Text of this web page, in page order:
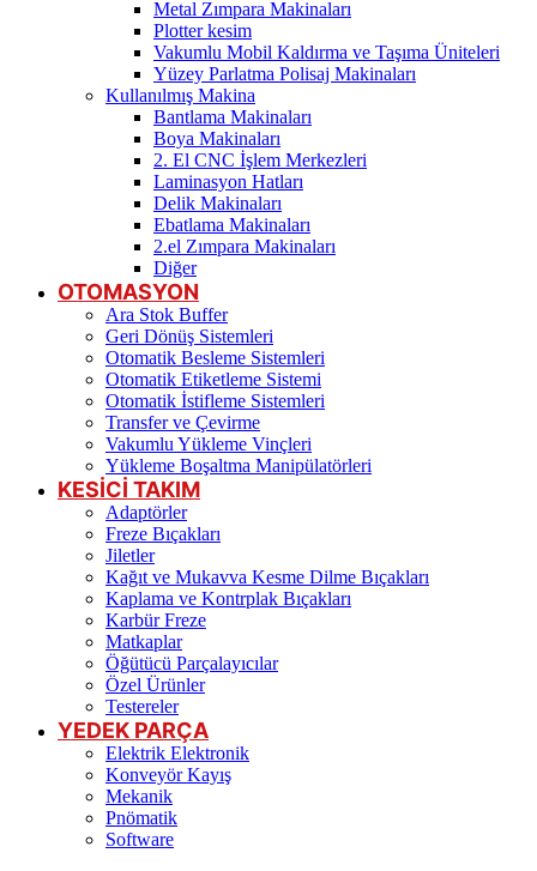
Metal Zımpara Makinaları
Plotter kesim
Vakumlu Mobil Kaldırma ve Taşıma Üniteleri
Yüzey Parlatma Polisaj Makinaları
Kullanılmış Makina
Bantlama Makinaları
Boya Makinaları
2. El CNC İşlem Merkezleri
Laminasyon Hatları
Delik Makinaları
Ebatlama Makinaları
2.el Zımpara Makinaları
Diğer
OTOMASYON
Ara Stok Buffer
Geri Dönüş Sistemleri
Otomatik Besleme Sistemleri
Otomatik Etiketleme Sistemi
Otomatik İstifleme Sistemleri
Transfer ve Çevirme
Vakumlu Yükleme Vinçleri
Yükleme Boşaltma Manipülatörleri
KESİCİ TAKIM
Adaptörler
Freze Bıçakları
Jiletler
Kağıt ve Mukavva Kesme Dilme Bıçakları
Kaplama ve Kontrplak Bıçakları
Karbür Freze
Matkaplar
Öğütücü Parçalayıcılar
Özel Ürünler
Testereler
YEDEK PARÇA
Elektrik Elektronik
Konveyör Kayış
Mekanik
Pnömatik
Software